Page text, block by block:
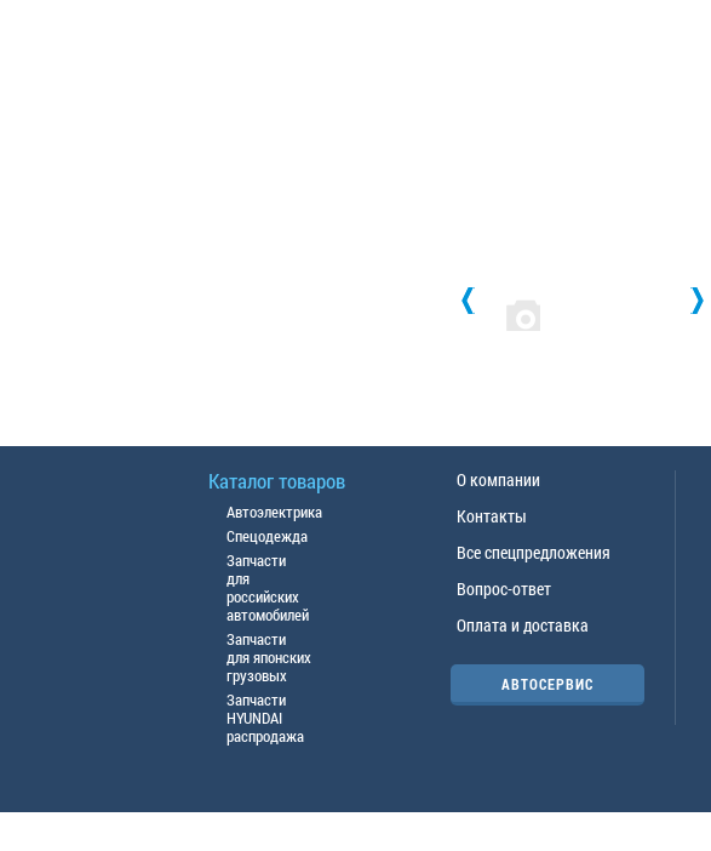
Каталог товаров
Автоэлектрика
Спецодежда
Запчасти
для
российских
автомобилей
Запчасти
для японских
грузовых
Запчасти
HYUNDAI
распродажа
О компании
Контакты
Все спецпредложения
Вопрос-ответ
Оплата и доставка
АВТОСЕРВИС